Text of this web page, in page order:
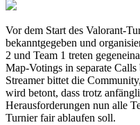
Vor dem Start des Valorant-
bekanntgegeben und
2 und Team 1 treten
Map-Votings in separate
Streamer bittet die
wird betont, dass trotz
Herausforderungen nun alle
Turnier fair ablaufen soll.